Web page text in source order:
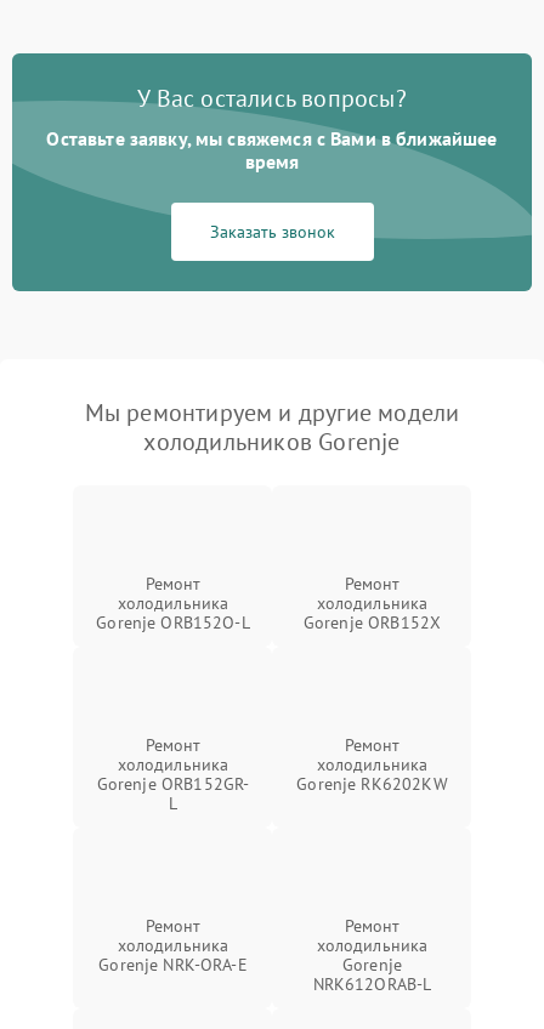
У Вас остались вопросы?
Оставьте заявку, мы свяжемся с Вами в ближайшее
время
Заказать звонок
Мы ремонтируем и другие модели
холодильников Gorenje
Ремонт
холодильника
Gorenje ORB152O-L
Ремонт
холодильника
Gorenje ORB152X
Ремонт
холодильника
Gorenje ORB152GR-
L
Ремонт
холодильника
Gorenje RK6202KW
Ремонт
холодильника
Gorenje NRK-ORA-E
Ремонт
холодильника
Gorenje
NRK612ORAB-L